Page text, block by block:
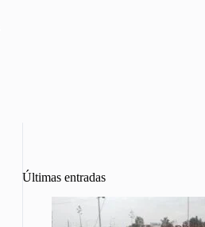
Últimas entradas